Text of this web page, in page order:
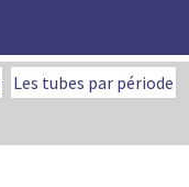
Les tubes par période